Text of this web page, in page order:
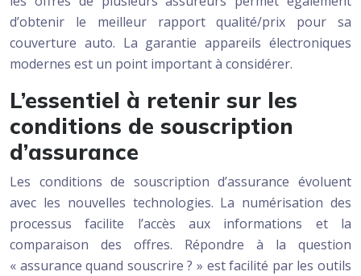
d’obtenir le meilleur rapport qualité/prix pour sa
couverture auto. La garantie appareils électroniques
modernes est un point important à considérer.
L’essentiel à retenir sur les
conditions de souscription
d’assurance
Les conditions de souscription d’assurance évoluent
avec les nouvelles technologies. La numérisation des
processus facilite l’accès aux informations et la
comparaison des offres. Répondre à la question
« assurance quand souscrire ? » est facilité par les outils